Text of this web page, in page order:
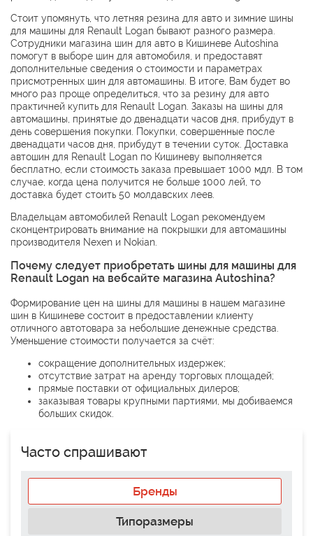
Стоит упомянуть, что летняя резина для авто и зимние шины
для машины для Renault Logan бывают разного размера.
Сотрудники магазина шин для авто в Кишиневе Autoshina
помогут в выборе шин для автомобиля, и предоставят
дополнительные сведения о стоимости и параметрах
присмотренных шин для автомашины. В итоге, Вам будет во
много раз проще определиться, что за резину для авто
практичней купить для Renault Logan. Заказы на шины для
автомашины, принятые до двенадцати часов дня, прибудут в
день совершения покупки. Покупки, совершенные после
двенадцати часов дня, прибудут в течении суток. Доставка
автошин для Renault Logan по Кишиневу выполняется
бесплатно, если стоимость заказа превышает 1000 мдл. В том
случае, когда цена получится не больше 1000 лей, то
доставка будет стоить 50 молдавских леев.
Владельцам автомобилей Renault Logan рекомендуем
сконцентрировать внимание на покрышки для автомашины
производителя Nexen и Nokian
Почему следует приобретать шины для машины для
Renault Logan на вебсайте магазина Autoshina?
Формирование цен на шины для машины в нашем магазине
шин в Кишиневе состоит в предоставлении клиенту
отличного автотовара за небольшие денежные средства.
Уменьшение стоимости получается за счёт:
сокращение дополнительных издержек;
отсутствие затрат на аренду торговых площадей;
прямые поставки от официальных дилеров;
заказывая товары крупными партиями, мы добиваемся
больших скидок.
Часто спрашивают
Бренды
Типоразмеры